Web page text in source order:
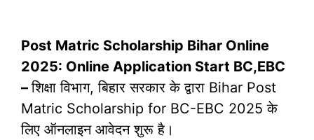
Post Matric Scholarship Bihar Online
2025: Online Application Start BC,EBC
–शिक्षा विभाग, बिहार सरकार के द्वारा Bihar Post
Matric Scholarship for BC-EBC 2025 के
लिए ऑनलाइन आवेदन शुरू है।